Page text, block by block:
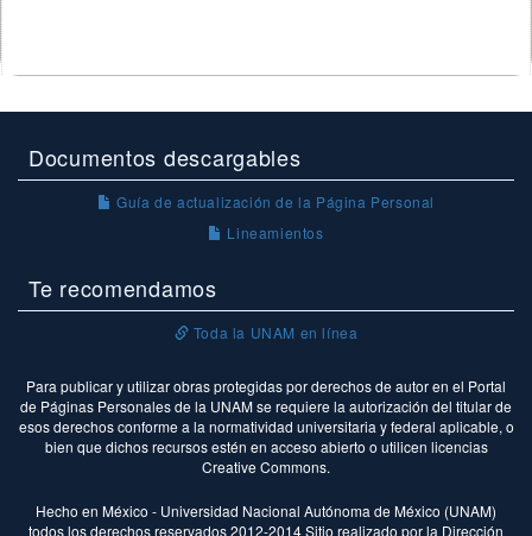
Documentos descargables
Guía de actualización de la Página Personal
Lineamientos
Te recomendamos
Toda la UNAM en línea
Para publicar y utilizar obras protegidas por derechos de autor en el Portal
de Páginas Personales de la UNAM se requiere la autorización del titular de
esos derechos conforme a la normatividad universitaria y federal aplicable, o
bien que dichos recursos estén en acceso abierto o utilicen licencias
Creative Commons.
Hecho en México - Universidad Nacional Autónoma de México (UNAM)
todos los derechos reservados 2012-2014 Sitio realizado por la Dirección